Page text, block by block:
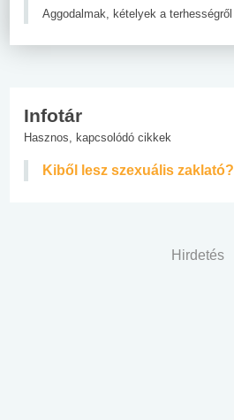
Aggodalmak, kételyek a terhességről
Infotár
Hasznos, kapcsolódó cikkek
Kiből lesz szexuális zaklató?
Hirdetés